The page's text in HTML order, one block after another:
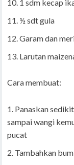
1 sdm kecap
½ sdt gula
Garam dan
Larutan
Cara membuat:
Panaskan
sampai wangi
pucat
Tambahkan